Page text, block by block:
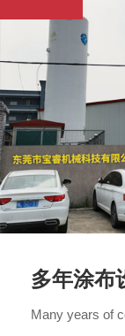
多年涂布
Many years of